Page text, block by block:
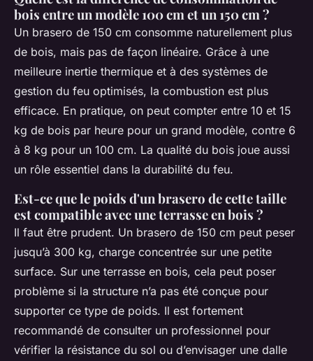
bois entre un modèle 100 cm et un 150 cm ?
Un brasero de 150 cm consomme naturellement plus
de bois, mais pas de façon linéaire. Grâce à une
meilleure inertie thermique et à des systèmes de
gestion du feu optimisés, la combustion est plus
efficace. En pratique, on peut compter entre 10 et 15
kg de bois par heure pour un grand modèle, contre 6
à 8 kg pour un 100 cm. La qualité du bois joue aussi
un rôle essentiel dans la durabilité du feu.
Est-ce que le poids d'un brasero de cette taille
est compatible avec une terrasse en bois ?
Il faut être prudent. Un brasero de 150 cm peut peser
jusqu’à 300 kg, charge concentrée sur une petite
surface. Sur une terrasse en bois, cela peut poser
problème si la structure n’a pas été conçue pour
supporter ce type de poids. Il est fortement
recommandé de consulter un professionnel pour
vérifier la résistance du sol ou d’envisager une dalle